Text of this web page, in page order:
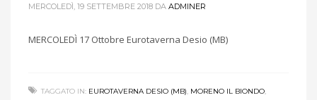
MERCOLEDÌ, 19 SETTEMBRE 2018 DA ADMINER
MERCOLEDÌ 17 Ottobre Eurotaverna Desio (MB)
TAGGATO IN: EUROTAVERNA DESIO (MB), MORENO IL BIONDO,